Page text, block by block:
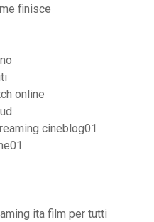
finisce
online
cineblog01
ita film per tutti